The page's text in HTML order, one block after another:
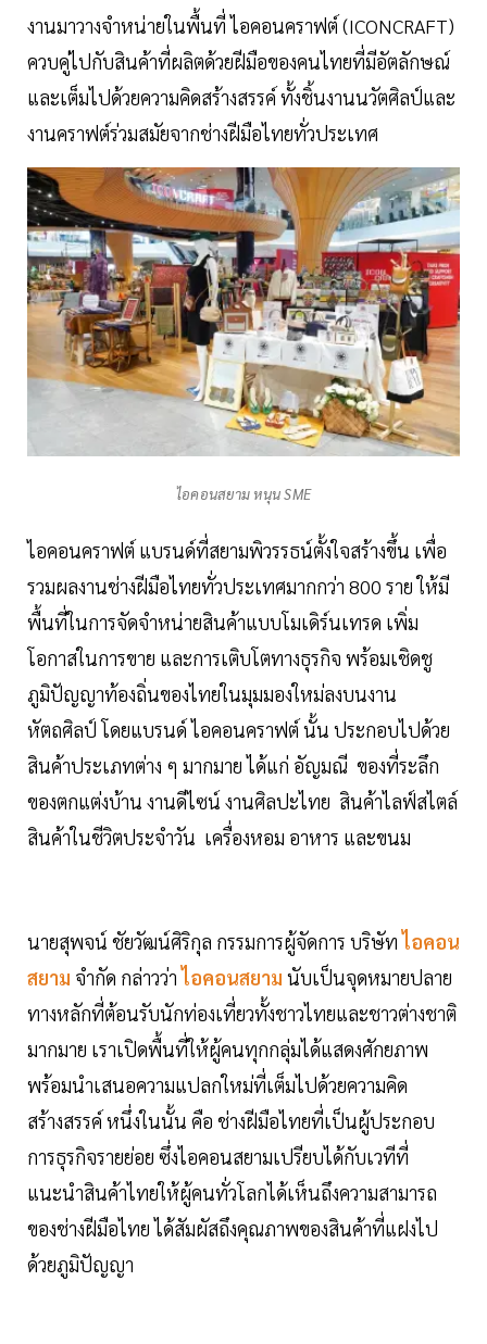
งานมาวางจำหน่ายในพื้นที่ ไอคอนคราฟต์ (ICONCRAFT)
ควบคู่ไปกับสินค้าที่ผลิตด้วยฝีมือของคนไทยที่มีอัตลักษณ์
และเต็มไปด้วยความคิดสร้างสรรค์ ทั้งชิ้นงานนวัตศิลป์และ
งานคราฟต์ร่วมสมัยจากช่างฝีมือไทยทั่วประเทศ
ไอคอนสยาม หนุน SME
ไอคอนคราฟต์ แบรนด์ที่สยามพิวรรธน์ตั้งใจสร้างขึ้น เพื่อ
รวมผลงานช่างฝีมือไทยทั่วประเทศมากกว่า 800 ราย ให้มี
พื้นที่ในการจัดจำหน่ายสินค้าแบบโมเดิร์นเทรด เพิ่ม
โอกาสในการขาย และการเติบโตทางธุรกิจ พร้อมเชิดชู
ภูมิปัญญาท้องถิ่นของไทยในมุมมองใหม่ลงบนงาน
หัตถศิลป์ โดยแบรนด์ ไอคอนคราฟต์ นั้น ประกอบไปด้วย
สินค้าประเภทต่าง ๆ มากมาย ได้แก่ อัญมณี ของที่ระลึก
ของตกแต่งบ้าน งานดีไซน์ งานศิลปะไทย สินค้าไลฟ์สไตล์
สินค้าในชีวิตประจำวัน เครื่องหอม อาหาร และขนม
นายสุพจน์ ชัยวัฒน์ศิริกุล กรรมการผู้จัดการ บริษัทไอคอน
สยาม จำกัด กล่าวว่าไอคอนสยาม นับเป็นจุดหมายปลาย
ทางหลักที่ต้อนรับนักท่องเที่ยวทั้งชาวไทยและชาวต่างชาติ
มากมาย เราเปิดพื้นที่ให้ผู้คนทุกกลุ่มได้แสดงศักยภาพ
พร้อมนำเสนอความแปลกใหม่ที่เต็มไปด้วยความคิด
สร้างสรรค์ หนึ่งในนั้น คือ ช่างฝีมือไทยที่เป็นผู้ประกอบ
การธุรกิจรายย่อย ซึ่งไอคอนสยามเปรียบได้กับเวทีที่
แนะนำสินค้าไทยให้ผู้คนทั่วโลกได้เห็นถึงความสามารถ
ของช่างฝีมือไทย ได้สัมผัสถึงคุณภาพของสินค้าที่แฝงไป
ด้วยภูมิปัญญา